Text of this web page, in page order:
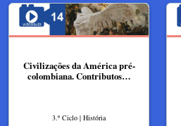
Civilizações da América pré-
colombiana. Contributos…
3.º Ciclo | História